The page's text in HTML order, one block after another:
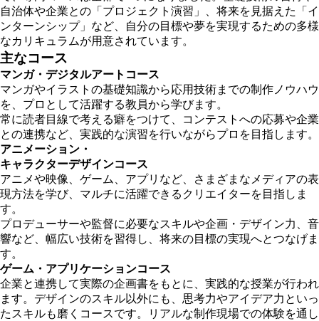
自治体や企業との「プロジェクト演習」、将来を見据えた「イ
ンターンシップ」など、自分の目標や夢を実現するための多様
なカリキュラムが用意されています。
主なコース
マンガ・デジタルアートコース
マンガやイラストの基礎知識から応用技術までの制作ノウハウ
を、プロとして活躍する教員から学びます。
常に読者目線で考える癖をつけて、コンテストへの応募や企業
との連携など、実践的な演習を行いながらプロを目指します。
アニメーション・
キャラクターデザインコース
アニメや映像、ゲーム、アプリなど、さまざまなメディアの表
現方法を学び、マルチに活躍できるクリエイターを目指しま
す。
プロデューサーや監督に必要なスキルや企画・デザイン力、音
響など、幅広い技術を習得し、将来の目標の実現へとつなげま
す。
ゲーム・アプリケーションコース
企業と連携して実際の企画書をもとに、実践的な授業が行われ
ます。デザインのスキル以外にも、思考力やアイデア力といっ
たスキルも磨くコースです。リアルな制作現場での体験を通し